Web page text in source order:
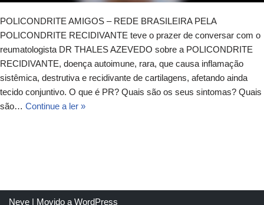
POLICONDRITE AMIGOS – REDE BRASILEIRA PELA
POLICONDRITE RECIDIVANTE teve o prazer de conversar com o
reumatologista DR THALES AZEVEDO sobre a POLICONDRITE
RECIDIVANTE, doença autoimune, rara, que causa inflamação
sistêmica, destrutiva e recidivante de cartilagens, afetando ainda
tecido conjuntivo. O que é PR? Quais são os seus sintomas? Quais
são… Continue a ler »
Neve | Movido a WordPress